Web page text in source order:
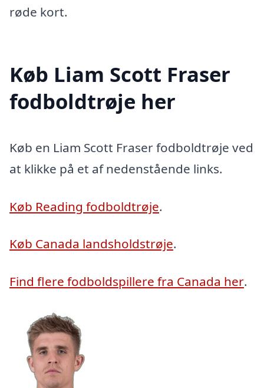
røde kort.
Køb Liam Scott Fraser
fodboldtrøje her
Køb en Liam Scott Fraser fodboldtrøje ved
at klikke på et af nedenstående links.
Køb Reading fodboldtrøje.
Køb Canada landsholdstrøje.
Find flere fodboldspillere fra Canada her.